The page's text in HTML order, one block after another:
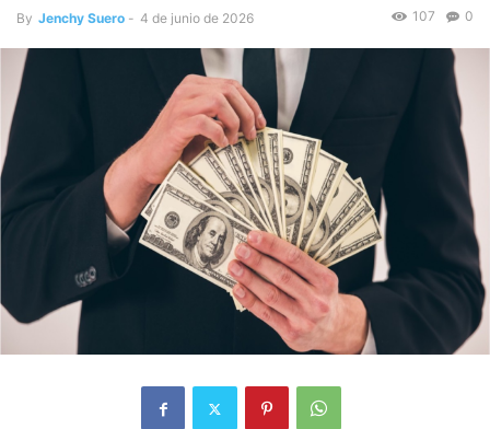
By Jenchy Suero - 4 de junio de 2026 0
107